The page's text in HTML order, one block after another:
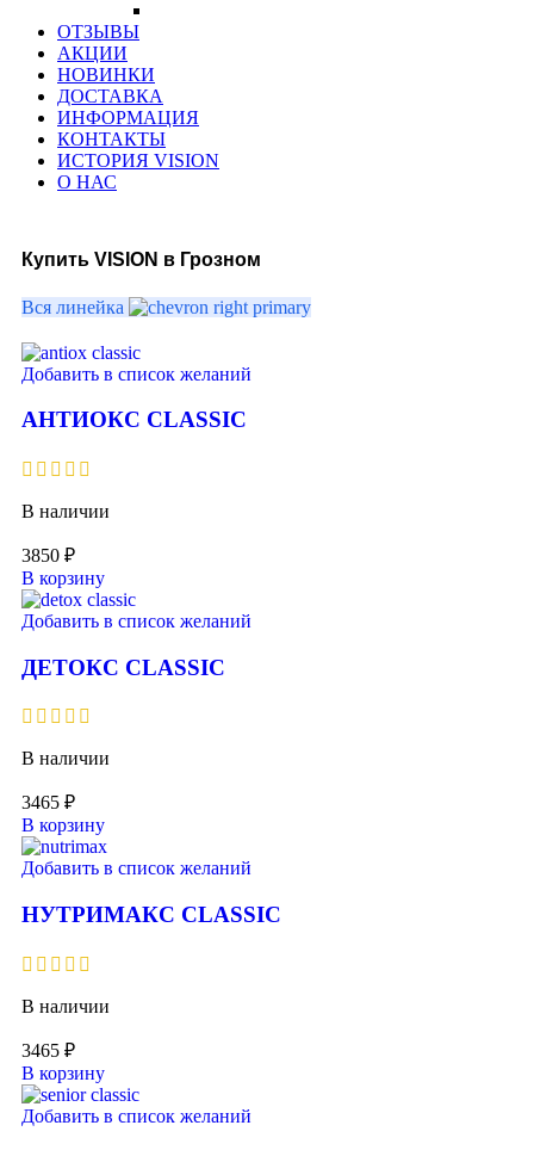
ОТЗЫВЫ
АКЦИИ
НОВИНКИ
ДОСТАВКА
ИНФОРМАЦИЯ
КОНТАКТЫ
ИСТОРИЯ VISION
О НАС
Купить VISION в Грозном
Вся линейка
Добавить в список желаний
АНТИОКС CLASSIC
В наличии
3850 ₽
В корзину
Добавить в список желаний
ДЕТОКС CLASSIC
В наличии
3465 ₽
В корзину
Добавить в список желаний
НУТРИМАКС CLASSIC
В наличии
3465 ₽
В корзину
Добавить в список желаний